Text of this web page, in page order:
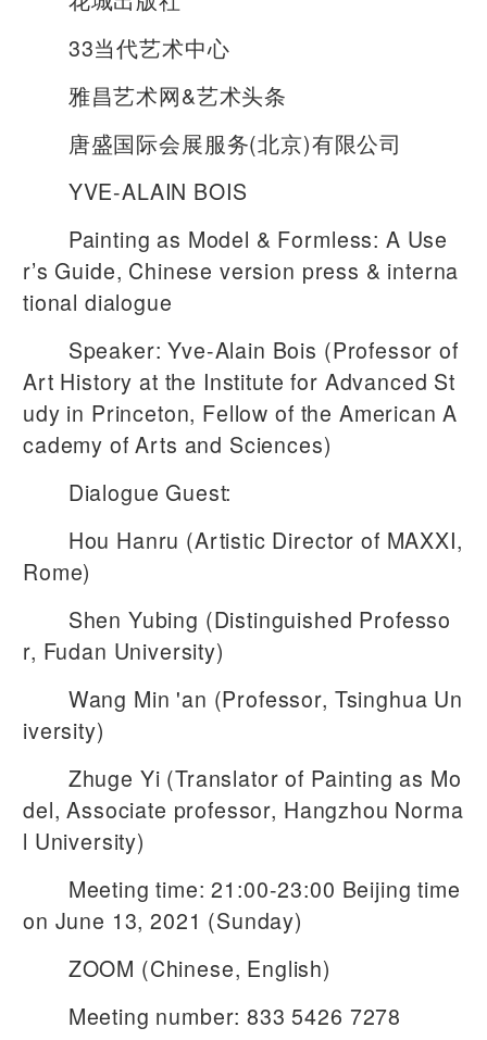
33当代艺术中心
雅昌艺术网&艺术头条
唐盛国际会展服务(北京)有限公司
YVE-ALAIN BOIS
Painting as Model & Formless: A Use
r’s Guide, Chinese version press & interna
tional dialogue
Speaker: Yve-Alain Bois (Professor of
Art History at the Institute for Advanced St
udy in Princeton, Fellow of the American A
cademy of Arts and Sciences)
Dialogue Guest:
Hou Hanru (Artistic Director of MAXXI,
Rome)
Shen Yubing (Distinguished Professo
r, Fudan University)
Wang Min 'an (Professor, Tsinghua Un
iversity)
Zhuge Yi (Translator of Painting as Mo
del, Associate professor, Hangzhou Norma
l University)
Meeting time: 21:00-23:00 Beijing time
on June 13, 2021 (Sunday)
ZOOM (Chinese, English)
Meeting number: 833 5426 7278